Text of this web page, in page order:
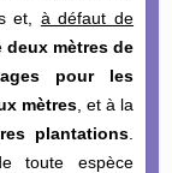
et, à défaut de
deux mètres de
pour les
mètres , et à la
plantations
toute espèce